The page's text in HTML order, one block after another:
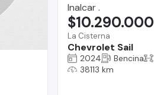
Inalcar .
La Cisterna
Chevrolet Sail
$10.290.000
2024 Bencina
38113 km